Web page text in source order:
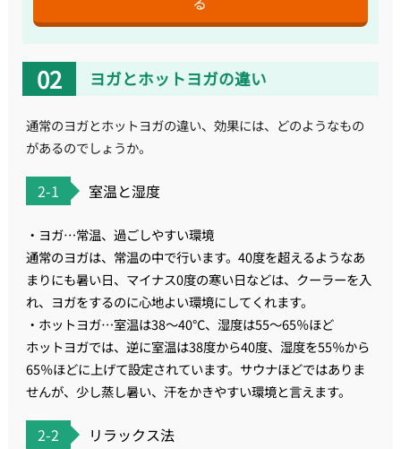
ヨガとホットヨガの違い
通常のヨガとホットヨガの違い、効果には、どのようなもの
があるのでしょうか。
2-1 室温と湿度
・ヨガ…常温、過ごしやすい環境
通常のヨガは、常温の中で行います。40度を超えるようなあ
まりにも暑い日、マイナス0度の寒い日などは、クーラーを入
れ、ヨガをするのに心地よい環境にしてくれます。
・ホットヨガ…室温は38～40℃、湿度は55～65％ほど
ホットヨガでは、逆に室温は38度から40度、湿度を55％から
65％ほどに上げて設定されています。サウナほどではありま
せんが、少し蒸し暑い、汗をかきやすい環境と言えます。
2-2 リラックス法